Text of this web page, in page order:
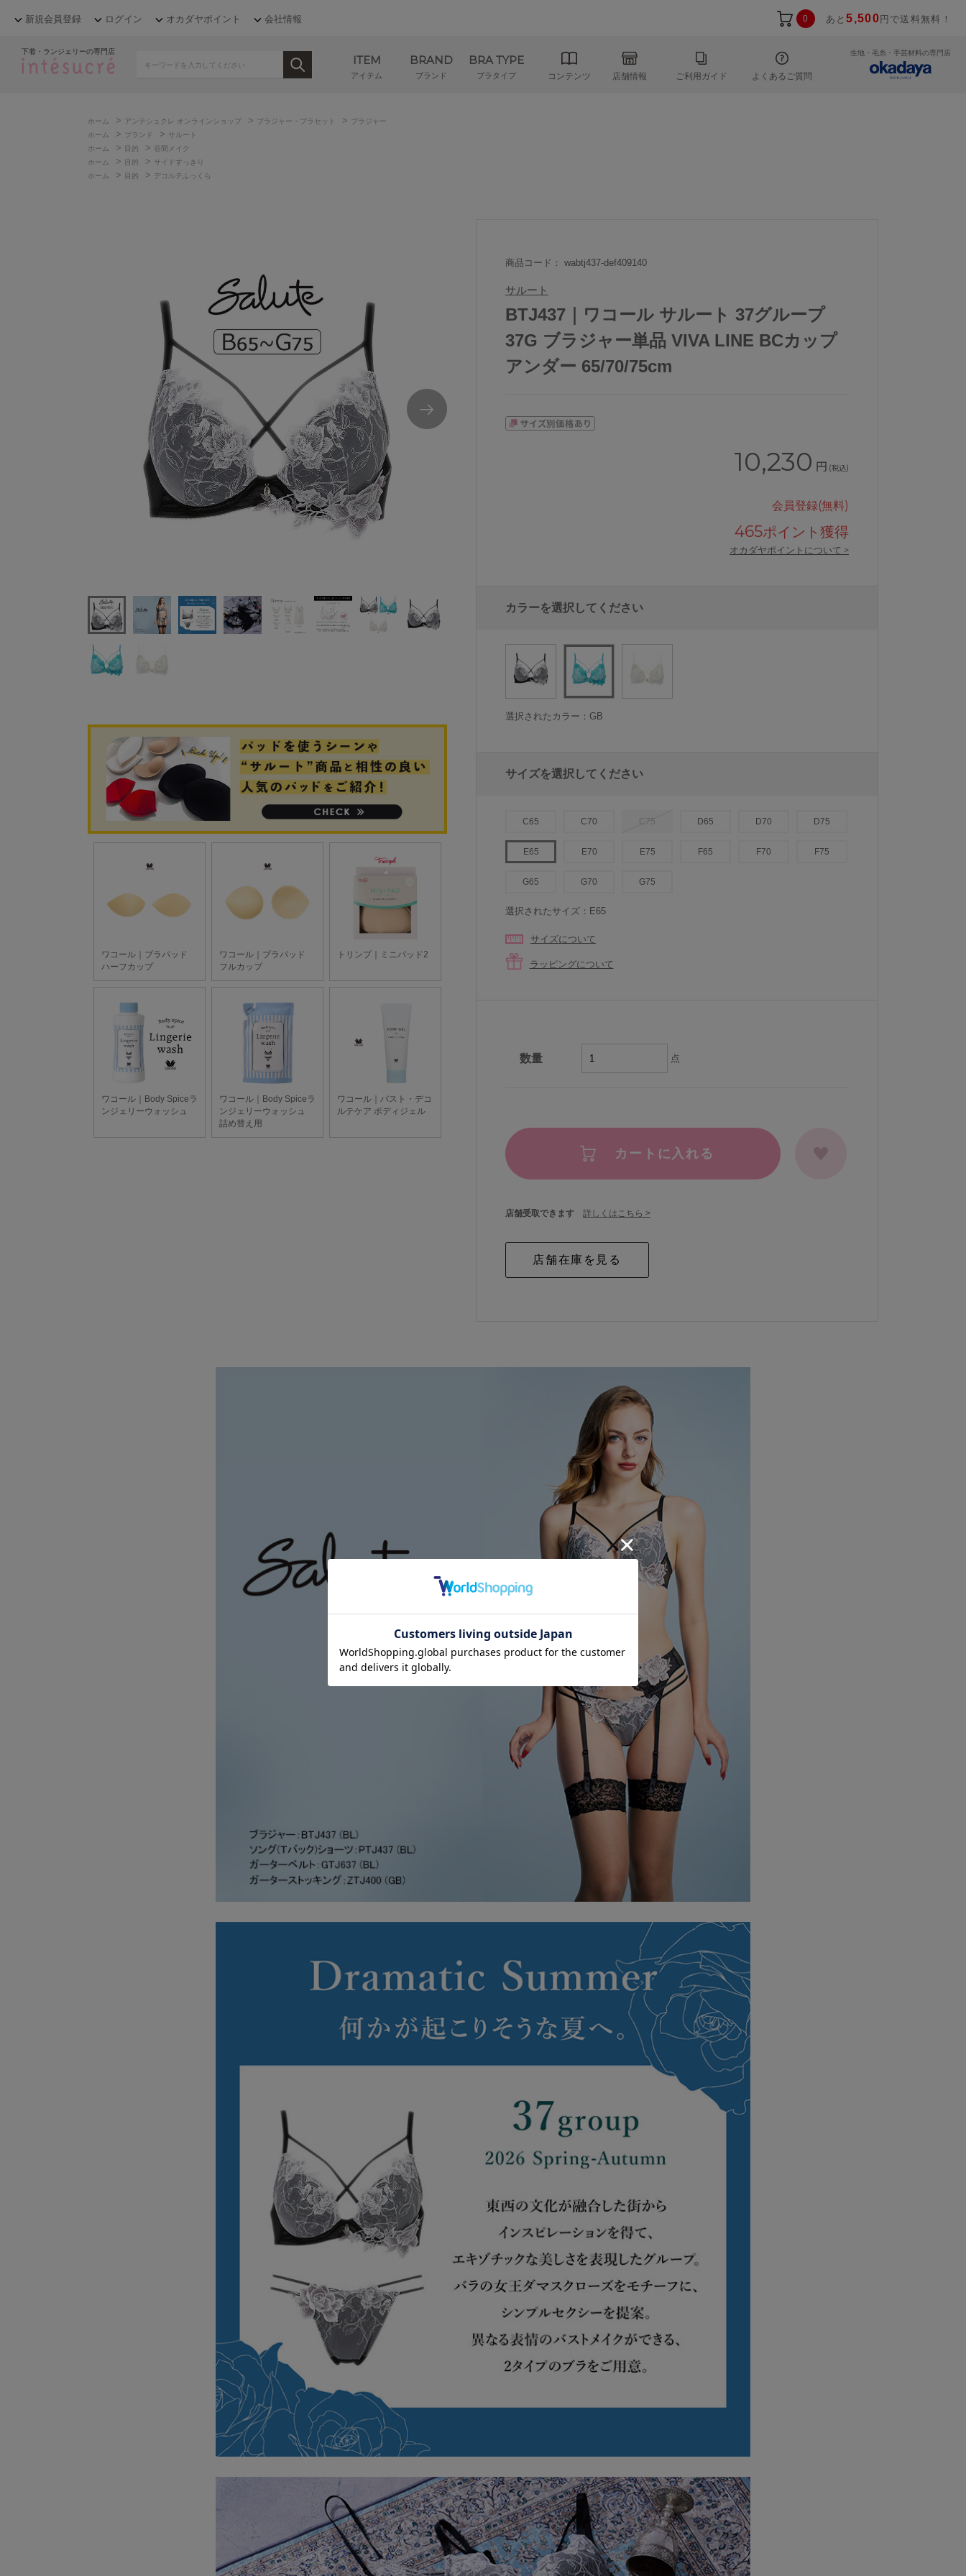
新規会員登録 ログイン オカダヤポイント 会社情報 0 あと5,500 円で送料無料！
下着・ランジェリーの専門店
ITEM
アイテム
BRAND
ブランド
BRA TYPE
ブラタイプ コンテンツ 店舗情報 ご利用ガイド よくあるご質問
生地・毛糸・手芸材料の専門店
ホーム > アンテシュクレ オンラインショップ > ブラジャー・ブラセット > ブラジャー
ホーム
> ブランド > サルート
ホーム
> 目的 > 谷間メイク
ホーム
> 目的 > サイドすっきり
ホーム
> 目的 > デコルテふっくら
商品コード： wabtj437-def409140
サルート
BTJ437｜ワコール サルート 37グループ
37G ブラジャー単品 VIVA LINE BCカップ
アンダー 65/70/75cm
10,230 円 (税込)
会員登録(無料)
465ポイント獲得
オカダヤポイントについて >
カラーを選択してください
選択されたカラー：GB
サイズを選択してください
C65 C70 C75 D65 D70 D75
E65 E70 E75 F65 F70 F75
G65 G70 G75
選択されたサイズ：E65
サイズについて
ラッピングについて
数量 点
カートに入れる
店舗受取できます 詳しくはこちら >